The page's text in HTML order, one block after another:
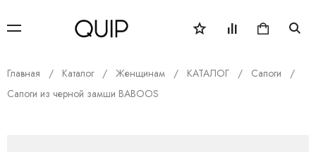
Главная Каталог Женщинам КАТАЛОГ
Сапоги
Сапоги из черной замши BABOOS